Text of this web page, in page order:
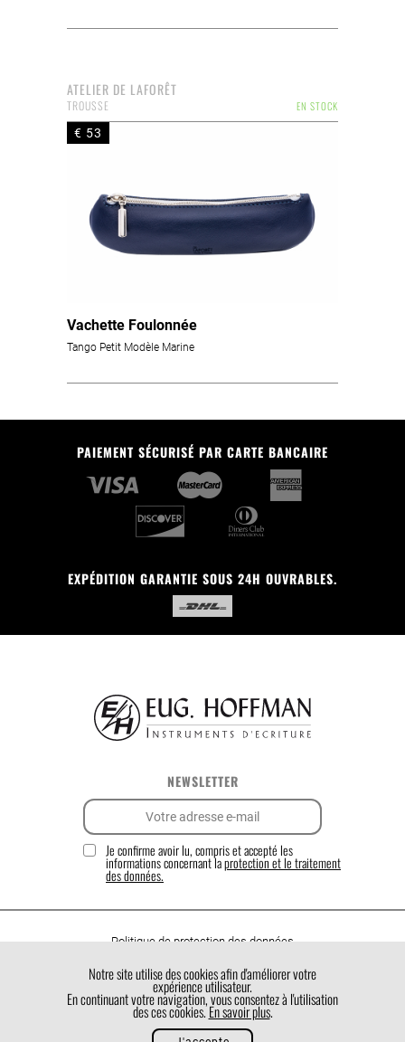
ATELIER DE LAFORÊT
EN STOCK
TROUSSE
€ 53
Vachette Foulonnée
Tango Petit Modèle Marine
PAIEMENT SÉCURISÉ PAR CARTE BANCAIRE
EXPÉDITION GARANTIE SOUS 24H OUVRABLES.
NEWSLETTER
Je confirme avoir lu, compris et accepté les
informations concernant laprotection et le traitement
des données.
Politique de protection des données
Politique de cookies
Conditions générales de vente
Notre site utilise des cookies afin d'améliorer votre
expérience utilisateur.
En continuant votre navigation, vous consentez à l'utilisation
des ces cookies.En savoir plus.